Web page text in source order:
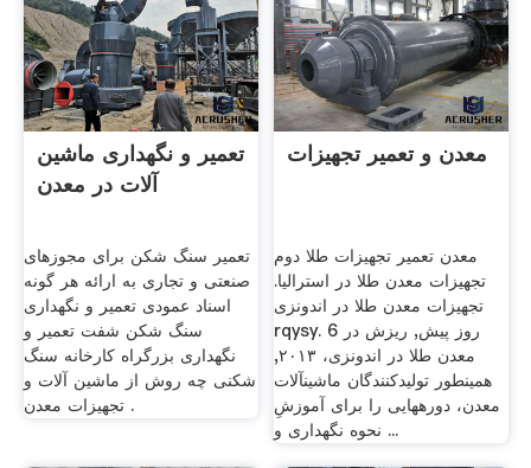
تعمیر و نگهداری ماشین
آلات در معدن
تعمیر سنگ شکن برای مجوزهای
صنعتی و تجاری به ارائه هر گونه
اسناد عمودی تعمیر و نگهداری
سنگ شکن شفت تعمیر و
نگهداری بزرگراه کارخانه سنگ
شکنی چه روش از ماشین آلات و
تجهیزات معدن .
معدن و تعمیر تجهیزات
معدن تعمیر تجهیزات طلا دوم
تجهیزات معدن طلا در استرالیا.
تجهیزات معدن طلا در اندونزی
rqysy. 6 روز پیش, ریزش در
معدن طلا در اندونزی، ۲۰۱۳,
همینطور تولیدکنندگان ماشینآلات
معدن، دورههایی را برای آموزشِ
نحوه نگهداری و ...